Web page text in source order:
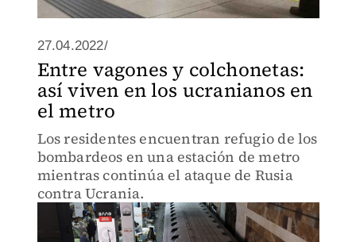
27.04.2022/
Entre vagones y colchonetas:
así viven en los ucranianos en
el metro
Los residentes encuentran refugio de los
bombardeos en una estación de metro
mientras continúa el ataque de Rusia
contra Ucrania.